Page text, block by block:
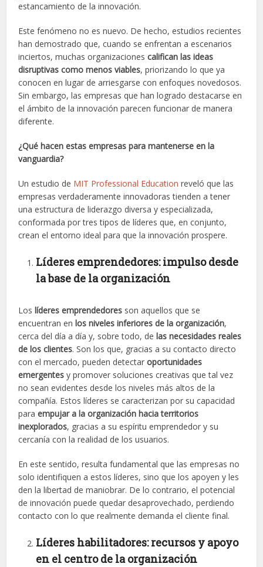
estancamiento de la innovación.
Este fenómeno no es nuevo. De hecho, estudios recientes
han demostrado que, cuando se enfrentan a escenarios
inciertos, muchas organizacionescalifican las ideas
disruptivas como menos viables, priorizando lo que ya
conocen en lugar de arriesgarse con enfoques novedosos.
Sin embargo, las empresas que han logrado destacarse en
el ámbito de la innovación parecen funcionar de manera
diferente.
¿Qué hacen estas empresas para mantenerse en la
vanguardia?
Un estudio de MIT Professional Education reveló que las
empresas verdaderamente innovadoras tienden a tener
una estructura de liderazgo diversa y especializada,
conformada por tres tipos de líderes que, en conjunto,
crean el entorno ideal para que la innovación prospere.
Líderes emprendedores: impulso desde
la base de la organización
Loslíderes emprendedores son aquellos que se
encuentran enlos niveles inferiores de la organización,
cerca del día a día y, sobre todo, delas necesidades reales
de los clientes. Son los que, gracias a su contacto directo
con el mercado, pueden detectaroportunidades
emergentes y promover soluciones creativas que tal vez
no sean evidentes desde los niveles más altos de la
compañía. Estos líderes se caracterizan por su capacidad
paraempujar a la organización hacia territorios
inexplorados, gracias a su espíritu emprendedor y su
cercanía con la realidad de los usuarios.
En este sentido, resulta fundamental que las empresas no
solo identifiquen a estos líderes, sino que los apoyen y les
den la libertad de maniobrar. De lo contrario, el potencial
de innovación puede quedar desaprovechado, perdiendo
contacto con lo que realmente demanda el cliente final.
Líderes habilitadores: recursos y apoyo
en el centro de la organización